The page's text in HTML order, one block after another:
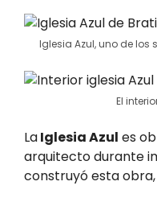
Iglesia Azul, uno de
El
LaIglesia Azul es
arquitecto durante
construyó esta obra,